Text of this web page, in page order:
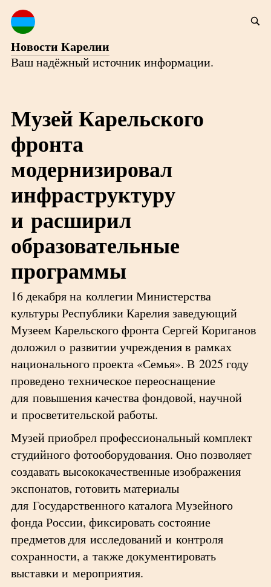
Новости Карелии
Ваш надёжный источник информации.
Музей Карельского
фронта
модернизировал
инфраструктуру
и расширил
образовательные
программы
16 декабря на коллегии Министерства
культуры Республики Карелия заведующий
Музеем Карельского фронта Сергей Кориганов
доложил о развитии учреждения в рамках
национального проекта «Семья». В 2025 году
проведено техническое переоснащение
для повышения качества фондовой, научной
и просветительской работы.
Музей приобрел профессиональный комплект
студийного фотооборудования. Оно позволяет
создавать высококачественные изображения
экспонатов, готовить материалы
для Государственного каталога Музейного
фонда России, фиксировать состояние
предметов для исследований и контроля
сохранности, а также документировать
выставки и мероприятия.